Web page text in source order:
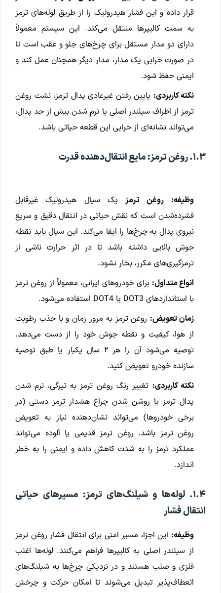
قرار داده و این فشار هیدرولیک را از طریق لوله‌های ترمز
به سمت کالیپرها منتقل می‌کند. این سیستم معمولاً
دارای دو مدار مستقل برای چرخ‌های جلو و عقب است تا
در صورت خرابی یک مدار، مدار دیگر همچنان عمل کند و
ایمنی حفظ شود.
نکته کاربردی: پایین رفتن غیرعادی پدال ترمز، نشت روغن
ترمز از اطراف سیلندر اصلی یا نرم شدن بیش از حد پدال،
می‌تواند نشانه‌ای از خرابی این قطعه حیاتی باشد.
۱.۳. روغن ترمز: مایع انتقال‌دهنده قدرت
وظیفه: روغن ترمزیک سیال هیدرولیک غیرقابل
فشرده‌شدن است که نقش حیاتی در انتقال دقیق و سریع
نیروی پدال به چرخ‌ها را ایفا می‌کند. این سیال باید نقطه
جوش بالایی داشته باشد تا در اثر حرارت ناشی از
ترمزگیری‌های مکرر، بخار نشود.
انواع متداول: برای خودروهای ایرانی، معمولاً از روغن ترمز
با استانداردهای DOT3 یا DOT4 استفاده می‌شود.
زمان تعویض: روغن ترمز به مرور زمان و با جذب رطوبت
از هوا، کیفیت و نقطه جوش خود را از دست می‌دهد.
توصیه می‌شود آن را هر ۲ سال یکبار یا طبق توصیه
سازنده خودرو تعویض کنید.
نکته کاربردی: تغییر رنگ روغن ترمز به تیرگی، نرم شدن
پدال ترمز یا روشن شدن چراغ هشدار ترمز دستی (در
برخی خودروها) می‌تواند نشان‌دهنده نیاز به تعویض
روغن ترمز باشد. روغن ترمز قدیمی یا آلوده می‌تواند
عملکرد ترمز را به شدت کاهش داده و ایمنی را به خطر
اندازد.
۱.۴. لوله‌ها و شیلنگ‌های ترمز: مسیرهای حیاتی
انتقال فشار
وظیفه: این اجزا، مسیر امنی برای انتقال فشار روغن ترمز
از سیلندر اصلی به کالیپرها فراهم می‌کنند. لوله‌ها اغلب
فلزی و صلب هستند و در نزدیکی چرخ‌ها به شیلنگ‌های
انعطاف‌پذیر تبدیل می‌شوند تا امکان حرکت و چرخش